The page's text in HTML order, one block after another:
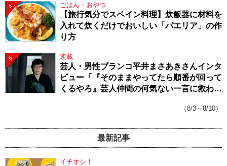
4 ごはん・おやつ
【旅行気分でスペイン料理】炊飯器に材料を
入れて炊くだけでおいしい「パエリア」の作
り方
5 連載
芸人・男性ブランコ平井まさあきさんインタ
ビュー「『そのままやってたら順番が回って
くるやろ』芸人仲間の何気ない一言に救われ
（8/3～8/10）
最新記事
イチオシ！